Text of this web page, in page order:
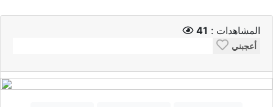
المشاهدات : 41
أعجبني